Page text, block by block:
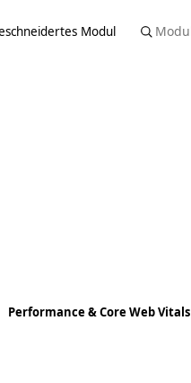
Modul
Performance & Core Web Vitals